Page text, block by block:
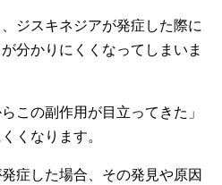
ジスキネジアが発症した際に
分かりにくくなってしまいま
この副作用が目立ってきた」
くなります。
症した場合、その発見や原因